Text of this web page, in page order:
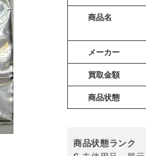
商品名
メーカー
買取金額
商品状態
商品状態ランク